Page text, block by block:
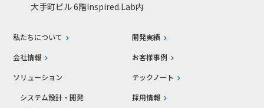
大手町ビル 6階Inspired.Lab内
私たちについて
会社情報
ソリューション
システム設計・開発
開発実績
お客様事例
テックノート
採用情報